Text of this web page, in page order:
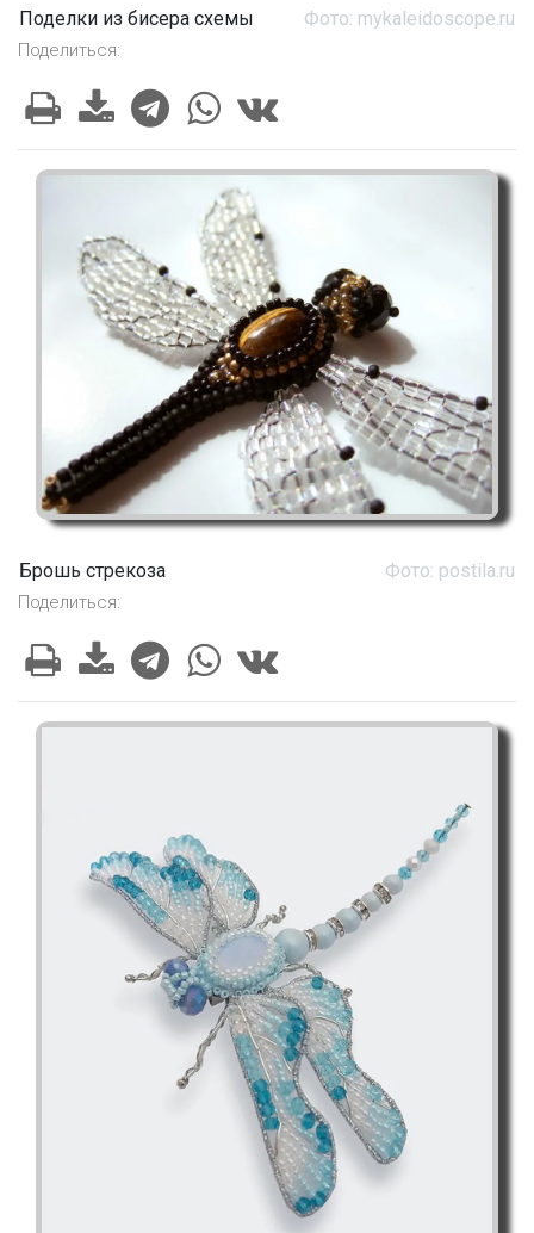
Поделки из бисера схемы Фото: mykaleidoscope.ru
Поделиться:
Брошь стрекоза Фото: postila.ru
Поделиться: